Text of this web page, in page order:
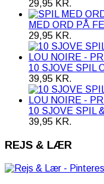
29,95 KR.
MED ORD PÅ
29,95 KR.
10 SJOVE SPIL
39,95 KR.
10 SJOVE SPIL
39,95 KR.
REJS & LÆR